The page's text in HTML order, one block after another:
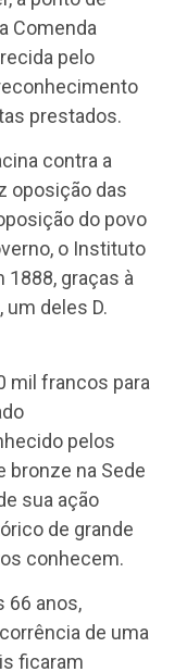
Comenda
pelo
prestados.
contra a
oposição das
do povo
o Instituto
1888, graças à
deles D.
mil francos para
pelos
bronze na Sede
sua ação
de grande
conhecem.
66 anos,
de uma
ficaram